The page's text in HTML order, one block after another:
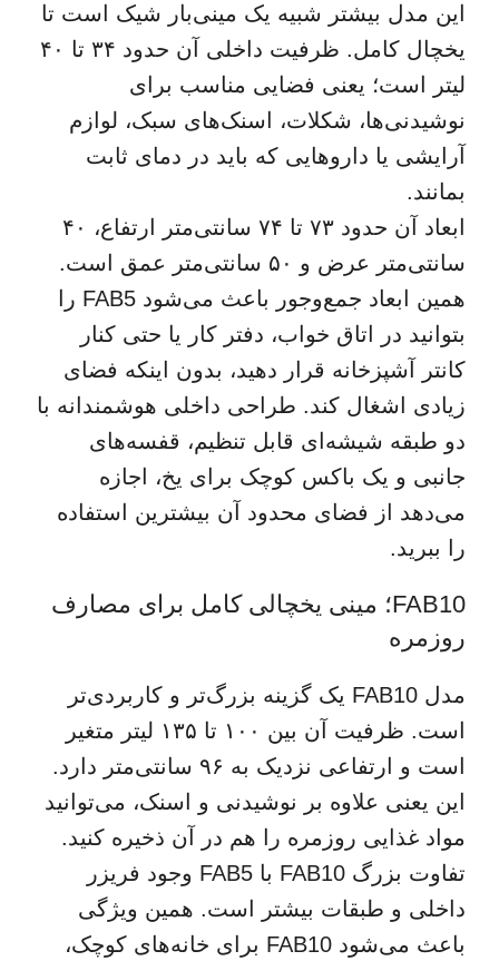
این مدل بیشتر شبیه یک مینی‌بار شیک است تا
یخچال کامل. ظرفیت داخلی آن حدود ۳۴ تا ۴۰
لیتر است؛ یعنی فضایی مناسب برای
نوشیدنی‌ها، شکلات، اسنک‌های سبک، لوازم
آرایشی یا داروهایی که باید در دمای ثابت
بمانند.
ابعاد آن حدود ۷۳ تا ۷۴ سانتی‌متر ارتفاع، ۴۰
سانتی‌متر عرض و ۵۰ سانتی‌متر عمق است.
همین ابعاد جمع‌وجور باعث می‌شود FAB5 را
بتوانید در اتاق خواب، دفتر کار یا حتی کنار
کانتر آشپزخانه قرار دهید، بدون اینکه فضای
زیادی اشغال کند. طراحی داخلی هوشمندانه با
دو طبقه شیشه‌ای قابل تنظیم، قفسه‌های
جانبی و یک باکس کوچک برای یخ، اجازه
می‌دهد از فضای محدود آن بیشترین استفاده
را ببرید.
FAB10؛ مینی یخچالی کامل برای مصارف
روزمره
مدل FAB10 یک گزینه بزرگ‌تر و کاربردی‌تر
است. ظرفیت آن بین ۱۰۰ تا ۱۳۵ لیتر متغیر
است و ارتفاعی نزدیک به ۹۶ سانتی‌متر دارد.
این یعنی علاوه بر نوشیدنی و اسنک، می‌توانید
مواد غذایی روزمره را هم در آن ذخیره کنید.
تفاوت بزرگ FAB10 با FAB5 وجود فریزر
داخلی و طبقات بیشتر است. همین ویژگی
باعث می‌شود FAB10 برای خانه‌های کوچک،